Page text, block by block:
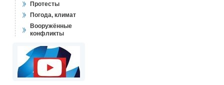
Протесты
Погода, климат
Вооружённые
конфликты